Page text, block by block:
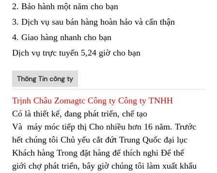
2. Bảo hành một năm cho bạn
3. Dịch vụ sau bán hàng hoàn hảo và cẩn thận
4. Giao hàng nhanh cho bạn
Dịch vụ trực tuyến 5,24 giờ cho bạn
Thông Tin công ty
Trịnh Châu Zomagtc Công ty Công ty TNHH
Có là thiết kế, đang phát triển, chế tạo
Và máy móc tiếp thị Cho nhiều hơn 16 năm. Trước
hết chúng tôi Chủ yếu cắt đứt Trung Quốc đại lục
Khách hàng Trong đặt hàng để thích nghi Để thế
giới chợ phát triển, bây giờ chúng tôi làm xuất khẩu